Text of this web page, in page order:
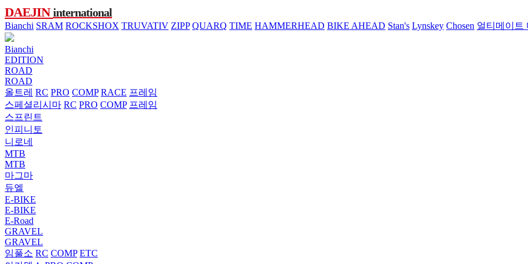
DAEJINinternational
Bianchi SRAM ROCKSHOX TRUVATIV ZIPP QUARQ TIME HAMMERHEAD BIKE AHEAD Stan's Lynskey Chosen 얼티메이트
Bianchi
EDITION
ROAD
ROAD
올트레 RC PRO COMP RACE 프레임
스페셜리시마 RC PRO COMP 프레임
스프린트
인피니토
니로네
MTB
MTB
마그마
듀엘
E-BIKE
E-BIKE
E-Road
GRAVEL
GRAVEL
임풀소 RC COMP ETC